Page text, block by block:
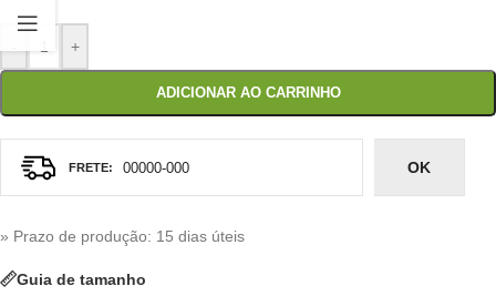
+
ADICIONAR AO CARRINHO
OK
» Prazo de produção: 15 dias úteis
Guia de tamanho